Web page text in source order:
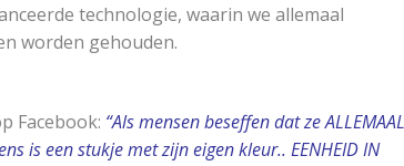
technologie, waarin we allemaal
worden gehouden.
Facebook: “Als mensen beseffen dat ze
is een stukje met zijn eigen kleur.. EENHEID IN